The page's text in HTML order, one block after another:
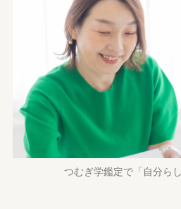
つむぎ学鑑定で「自分ら